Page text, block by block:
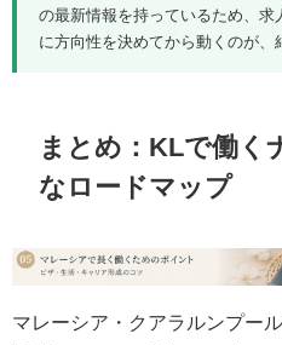
の最新情報を持っているため、
に方向性を決めてから動くのが、
まとめ：KLで働く
なロードマップ
マレーシア・クアラルンプー